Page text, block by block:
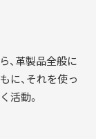
、革製品全般に
に、それを使っ
活動。